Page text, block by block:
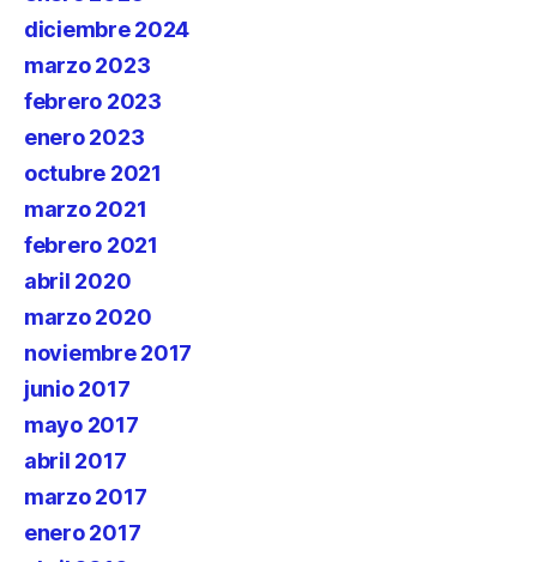
diciembre 2024
marzo 2023
febrero 2023
enero 2023
octubre 2021
marzo 2021
febrero 2021
abril 2020
marzo 2020
noviembre 2017
junio 2017
mayo 2017
abril 2017
marzo 2017
enero 2017